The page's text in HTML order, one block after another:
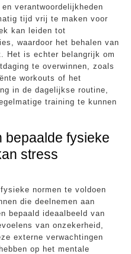
verantwoordelijkheden
tijd vrij te maken voor
kan leiden tot
waardoor het behalen van
Het is echter belangrijk om
te overwinnen, zoals
workouts of het
in de dagelijkse routine,
training te kunnen
bepaalde fysieke
stress
normen te voldoen
die deelnemen aan
bepaald ideaalbeeld van
van onzekerheid,
externe verwachtingen
op het mentale